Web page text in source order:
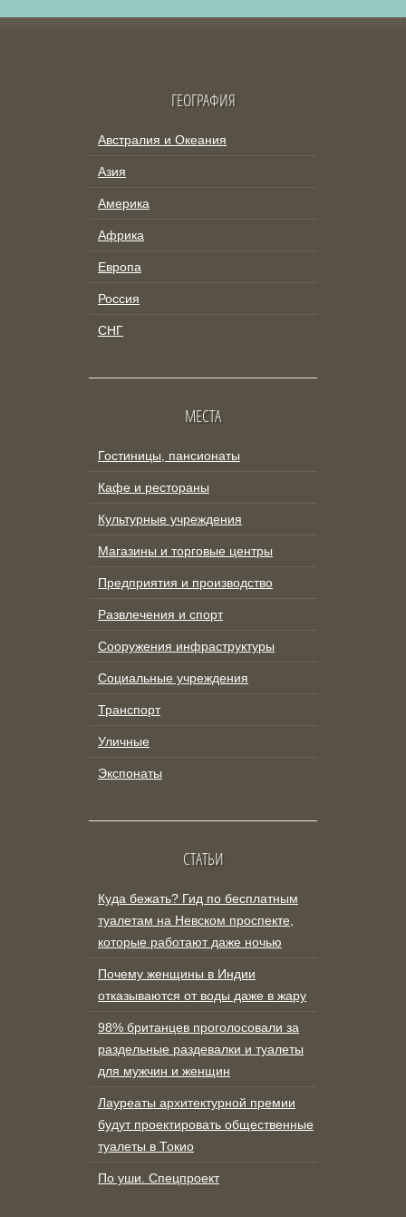
ГЕОГРАФИЯ
Австралия и Океания
Азия
Америка
Африка
Европа
Россия
СНГ
МЕСТА
Гостиницы, пансионаты
Кафе и рестораны
Культурные учреждения
Магазины и торговые центры
Предприятия и производство
Развлечения и спорт
Сооружения инфраструктуры
Социальные учреждения
Транспорт
Уличные
Экспонаты
СТАТЬИ
Куда бежать? Гид по бесплатным
туалетам на Невском проспекте,
которые работают даже ночью
Почему женщины в Индии
отказываются от воды даже в жару
98% британцев проголосовали за
раздельные раздевалки и туалеты
для мужчин и женщин
Лауреаты архитектурной премии
будут проектировать общественные
туалеты в Токио
По уши. Спецпроект